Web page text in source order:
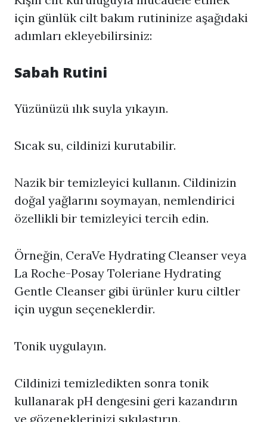
için günlük cilt bakım rutininize aşağıdaki
adımları ekleyebilirsiniz:
Sabah Rutini
Yüzünüzü ılık suyla yıkayın.
Sıcak su, cildinizi kurutabilir.
Nazik bir temizleyici kullanın. Cildinizin
doğal yağlarını soymayan, nemlendirici
özellikli bir temizleyici tercih edin.
Örneğin, CeraVe Hydrating Cleanser veya
La Roche-Posay Toleriane Hydrating
Gentle Cleanser gibi ürünler kuru ciltler
için uygun seçeneklerdir.
Tonik uygulayın.
Cildinizi temizledikten sonra tonik
kullanarak pH dengesini geri kazandırın
ve gözeneklerinizi sıkılaştırın.